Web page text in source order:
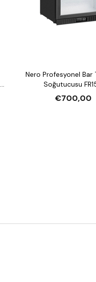
Nero Profesyonel Bar
Soğutucusu
€700,00